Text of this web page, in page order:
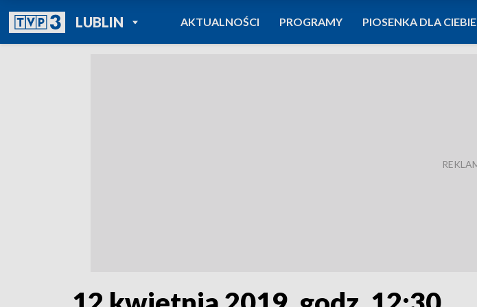
LUBLINPOWRÓT DO
TVP REGIONY
AKTUALNOŚCI PROGRAMY PIOSENKA DLA CIEBIE